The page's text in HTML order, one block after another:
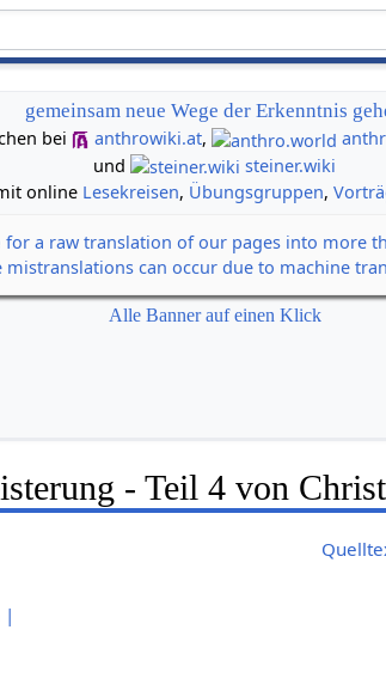
gemeinsam neue Wege der Erkenntnis
bei
anthrowiki.at,
und
steiner.wiki
online Lesekreisen, Übungsgruppen,
for a raw translation of our pages into more
mistranslations can occur due to machine
Alle Banner auf einen Klick
- Teil 4 von
|